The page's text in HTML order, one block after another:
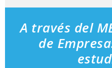
A través del
de